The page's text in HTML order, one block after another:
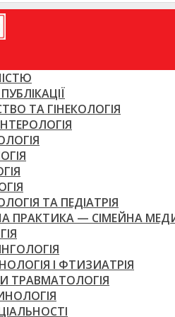
ТА ГІНЕКОЛОГІЯ
ТА ПЕДІАТРІЯ
ПРАКТИКА — СІМЕЙНА
І ФТИЗИАТРІЯ
И ТРАВМАТОЛОГІЯ